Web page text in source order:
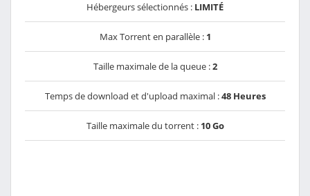
Hébergeurs sélectionnés : LIMITÉ
Max Torrent en parallèle : 1
Taille maximale de la queue :2
Temps de download et d'upload maximal :48 Heures
Taille maximale du torrent : 10 Go